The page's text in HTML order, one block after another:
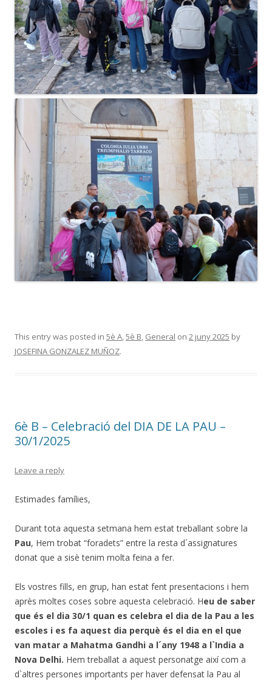
This entry was posted in 5è A,5è B, General on 2 juny 2025 by
JOSEFINA GONZALEZ MUÑOZ.
6è B – Celebració del DIA DE LA PAU –
30/1/2025
Leave a reply
Estimades famílies,
Durant tota aquesta setmana hem estat treballant sobre la
Pau, Hem trobat “foradets” entre la resta d´assignatures
donat que a sisè tenim molta feina a fer.
Els vostres fills, en grup, han estat fent presentacions i hem
après moltes coses sobre aquesta celebració. Heu de saber
que és el dia 30/1 quan es celebra el dia de la Pau a les
escoles i es fa aquest dia perquè és el dia en el que
van matar a Mahatma Gandhi a l´any 1948 a l`India a
Nova Delhi. Hem treballat a aquest personatge així com a
d`altres persones importants per haver defensat la Pau al